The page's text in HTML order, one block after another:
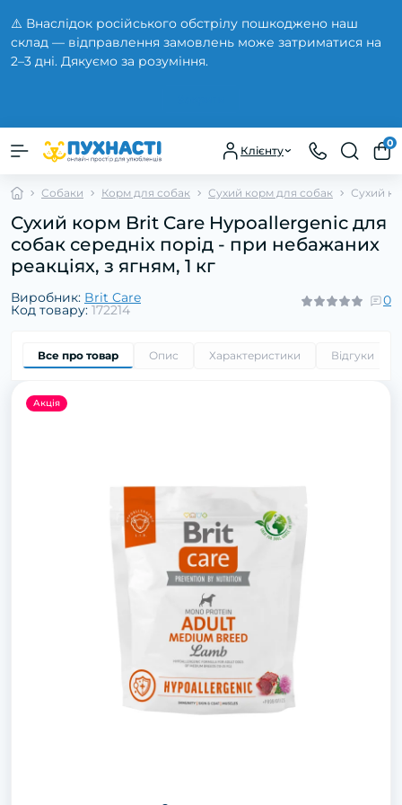
⚠️ Внаслідок російського обстрілу пошкоджено наш
склад — відправлення замовлень може затриматися на
2–3 дні. Дякуємо за розуміння.
Клієнту
0
Собаки Корм для собак Сухий корм для собак Сухий
Сухий корм Brit Care Hypoallergenic для
собак середніх порід - при небажаних
реакціях, з ягням, 1 кг
Виробник: Brit Care
Код товару: 172214
0
Все про товар Опис Характеристики Відгуки
Акція